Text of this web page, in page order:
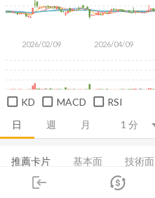
login
市場
日 週 月
2026/02/09 2026/04/09
KD MACD RSI
推薦卡片 基本面 技術面
融資融券 董監持股